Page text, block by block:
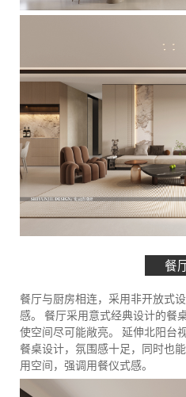
餐
餐厅与厨房相连，采用非开放式
感。 餐厅采用意式经典设计的餐
使空间尽可能敞亮。 延伸北阳台
餐桌设计，氛围感十足，同时也
用空间，强调用餐仪式感。